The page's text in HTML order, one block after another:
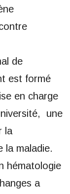
de
est formé
en charge
une
la
la maladie.
hématologie
a